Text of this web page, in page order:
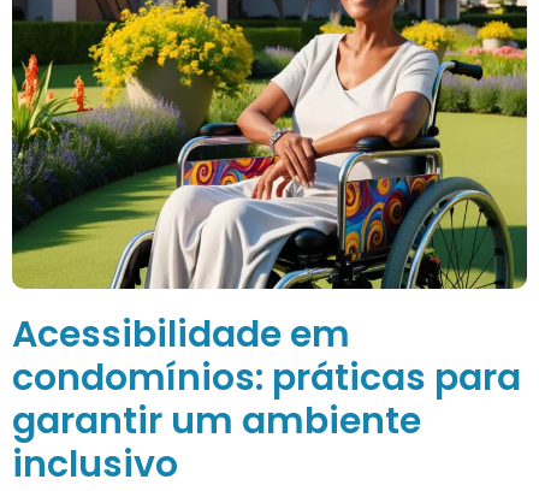
Acessibilidade em
condomínios: práticas para
garantir um ambiente
inclusivo